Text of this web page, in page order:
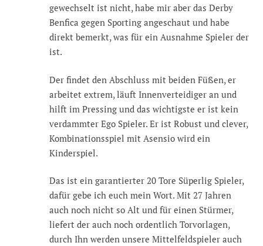
gewechselt ist nicht, habe mir aber das Derby
Benfica gegen Sporting angeschaut und habe
direkt bemerkt, was für ein Ausnahme Spieler der
ist.
Der findet den Abschluss mit beiden Füßen, er
arbeitet extrem, läuft Innenverteidiger an und
hilft im Pressing und das wichtigste er ist kein
verdammter Ego Spieler. Er ist Robust und clever,
Kombinationsspiel mit Asensio wird ein
Kinderspiel.
Das ist ein garantierter 20 Tore Süperlig Spieler,
dafür gebe ich euch mein Wort. Mit 27 Jahren
auch noch nicht so Alt und für einen Stürmer,
liefert der auch noch ordentlich Torvorlagen,
durch Ihn werden unsere Mittelfeldspieler auch